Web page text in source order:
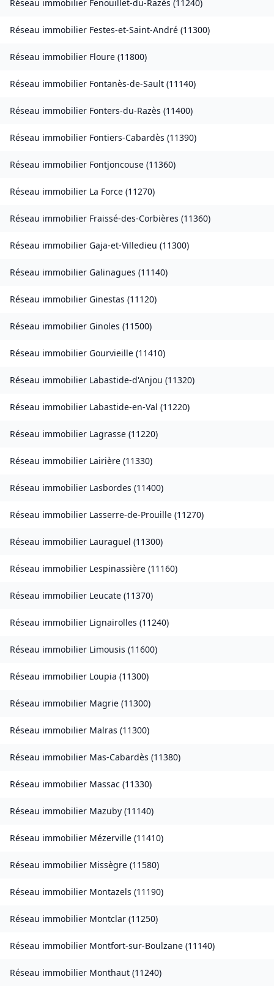
Réseau immobilier Fenouillet-du-Razès (11240)
Réseau immobilier Festes-et-Saint-André (11300)
Réseau immobilier Floure (11800)
Réseau immobilier Fontanès-de-Sault (11140)
Réseau immobilier Fonters-du-Razès (11400)
Réseau immobilier Fontiers-Cabardès (11390)
Réseau immobilier Fontjoncouse (11360)
Réseau immobilier La Force (11270)
Réseau immobilier Fraissé-des-Corbières (11360)
Réseau immobilier Gaja-et-Villedieu (11300)
Réseau immobilier Galinagues (11140)
Réseau immobilier Ginestas (11120)
Réseau immobilier Ginoles (11500)
Réseau immobilier Gourvieille (11410)
Réseau immobilier Labastide-d'Anjou (11320)
Réseau immobilier Labastide-en-Val (11220)
Réseau immobilier Lagrasse (11220)
Réseau immobilier Lairière (11330)
Réseau immobilier Lasbordes (11400)
Réseau immobilier Lasserre-de-Prouille (11270)
Réseau immobilier Lauraguel (11300)
Réseau immobilier Lespinassière (11160)
Réseau immobilier Leucate (11370)
Réseau immobilier Lignairolles (11240)
Réseau immobilier Limousis (11600)
Réseau immobilier Loupia (11300)
Réseau immobilier Magrie (11300)
Réseau immobilier Malras (11300)
Réseau immobilier Mas-Cabardès (11380)
Réseau immobilier Massac (11330)
Réseau immobilier Mazuby (11140)
Réseau immobilier Mézerville (11410)
Réseau immobilier Missègre (11580)
Réseau immobilier Montazels (11190)
Réseau immobilier Montclar (11250)
Réseau immobilier Montfort-sur-Boulzane (11140)
Réseau immobilier Monthaut (11240)